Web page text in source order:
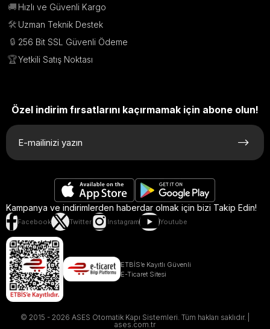
🚚 Hızlı ve Güvenli Kargo
🛠️ Uzman Teknik Destek
🔒 256 Bit SSL Güvenli Ödeme
🏆Yetkili Satış Noktası
Özel indirim fırsatlarını kaçırmamak için abone olun!
Kampanya ve indirimlerden haberdar olmak için bizi Takip Edin!
Facebook Twitter Instagram Youtube
ETBİS’e Kayıtlı Güvenli
E-Ticaret Sitesi
© 2015 - 2026 ASES Otomatik Kapı Sistemleri. Tüm hakları saklıdır. |
ases.com.tr